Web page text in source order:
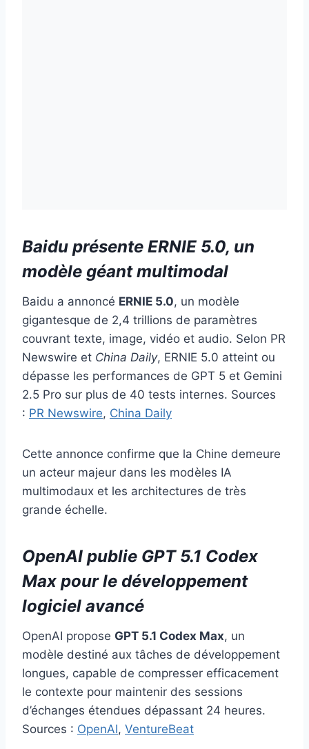
Baidu présente ERNIE 5.0, un
modèle géant multimodal
Baidu a annoncé ERNIE 5.0, un modèle
gigantesque de 2,4 trillions de paramètres
couvrant texte, image, vidéo et audio. Selon PR
Newswire et China Daily, ERNIE 5.0 atteint ou
dépasse les performances de GPT 5 et Gemini
2.5 Pro sur plus de 40 tests internes. Sources
: PR Newswire, China Daily
Cette annonce confirme que la Chine demeure
un acteur majeur dans les modèles IA
multimodaux et les architectures de très
grande échelle.
OpenAI publie GPT 5.1 Codex
Max pour le développement
logiciel avancé
OpenAI propose GPT 5.1 Codex Max, un
modèle destiné aux tâches de développement
longues, capable de compresser efficacement
le contexte pour maintenir des sessions
d’échanges étendues dépassant 24 heures.
Sources : OpenAI, VentureBeat